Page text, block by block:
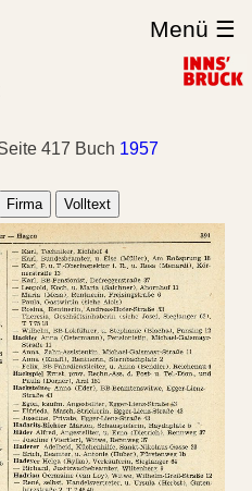
Menü ☰
417 Buch 1957
Firma Volltext